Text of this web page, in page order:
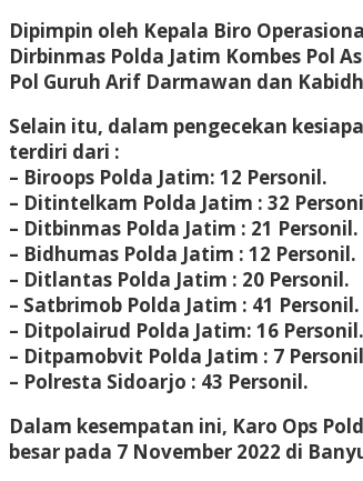
Dipimpin oleh Kepala Biro
Dirbinmas Polda Jatim Kombes Pol
Pol Guruh Arif Darmawan dan
Selain itu, dalam pengecekan
terdiri dari :
– Biroops Polda Jatim: 12 Personil.
– Ditintelkam Polda Jatim : 32
– Ditbinmas Polda Jatim : 21 Personil.
– Bidhumas Polda Jatim : 12 Personil.
– Ditlantas Polda Jatim : 20 Personil.
– Satbrimob Polda Jatim : 41 Personil.
– Ditpolairud Polda Jatim: 16 Personil.
– Ditpamobvit Polda Jatim : 7
– Polresta Sidoarjo : 43 Personil.
Dalam kesempatan ini, Karo Ops
besar pada 7 November 2022 di